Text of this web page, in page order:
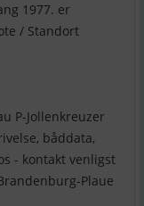
1977. er
/ Standort
P-Jollenkreuzer
båddata,
- kontakt venligst
Plaue